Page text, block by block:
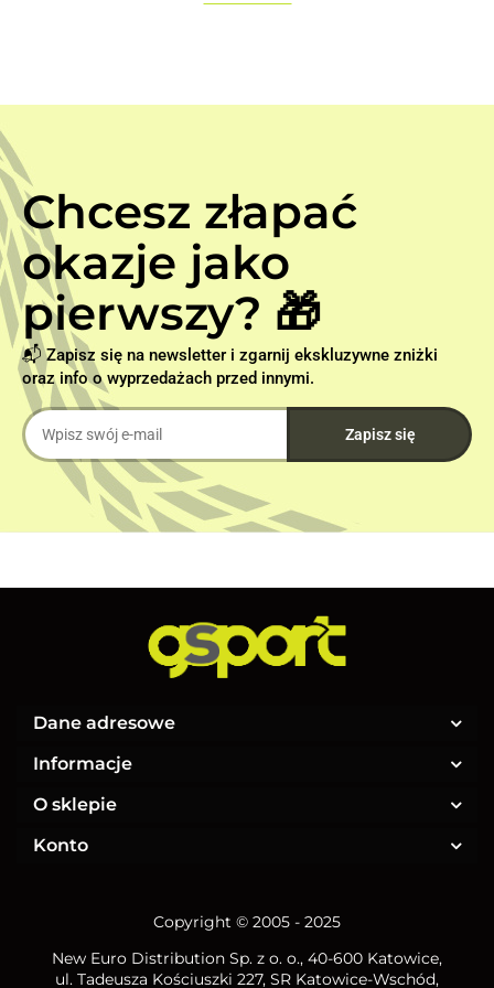
Chcesz złapać
okazje jako
pierwszy? 🎁
📬 Zapisz się na newsletter i zgarnij ekskluzywne zniżki
oraz info o wyprzedażach przed innymi.
Dane adresowe
Informacje
O sklepie
Konto
Copyright © 2005 - 2025
New Euro Distribution Sp. z o. o., 40-600 Katowice,
ul. Tadeusza Kościuszki 227, SR Katowice-Wschód,